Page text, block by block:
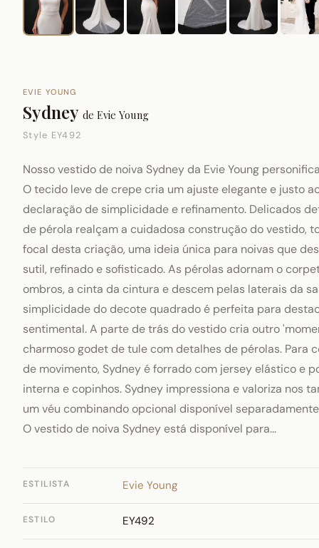
EVIE YOUNG
Sydney de Evie Young
Style EY492
Nosso vestido de noiva Sydney da Evie Young
O tecido leve de crepe cria um ajuste elegante e justo
declaração de simplicidade e refinamento. Delicados
de pérola realçam a cuidadosa construção do vestido,
focal desta criação, uma ideia única para noivas que
sutil, refinado e sofisticado. As pérolas adornam o
ombros, a cinta da cintura e descem pelas laterais da
simplicidade do decote quadrado é perfeita para
sentimental. A parte de trás do vestido cria outro
charmoso godet de tule com detalhes de pérolas. Para
de movimento, Sydney é forrado com jersey elástico e
interna e copinhos. Sydney impressiona e valoriza nos
um véu combinando opcional disponível separadamente.
O vestido de noiva Sydney está disponível para...
ESTILISTA Evie Young
ESTILO EY492